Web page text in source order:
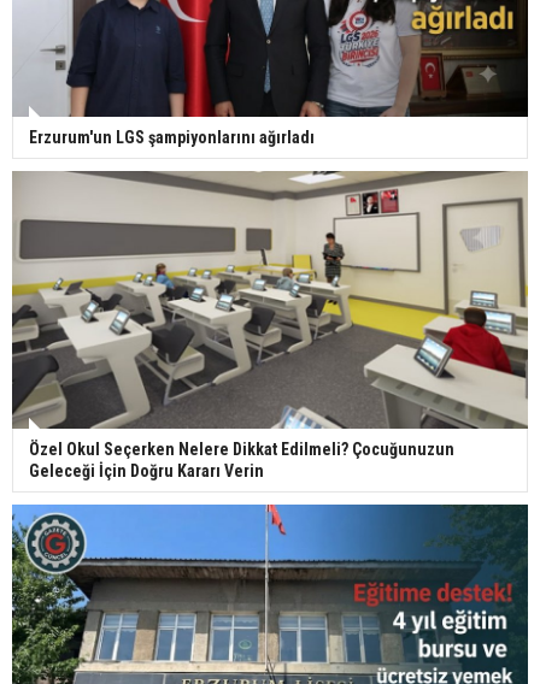
Erzurum'un LGS şampiyonlarını ağırladı
Özel Okul Seçerken Nelere Dikkat Edilmeli? Çocuğunuzun
Geleceği İçin Doğru Kararı Verin